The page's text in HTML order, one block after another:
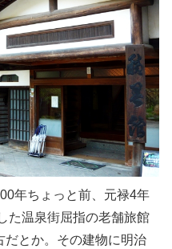
年ちょっと前、元禄4年
た温泉街屈指の老舗旅館
だとか。その建物に明治